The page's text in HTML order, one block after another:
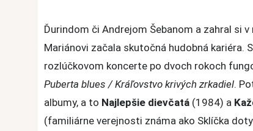
Ďurindom či Andrejom Šebanom a zahral si
Mariánovi začala skutočná hudobná kariéra.
rozlúčkovom koncerte po dvoch rokoch
Puberta blues / Kráľovstvo krivých zrkadiel.
albumy, a to Najlepšie dievčatá (1984) a
(familiárne verejnosti známa ako Sklíčka